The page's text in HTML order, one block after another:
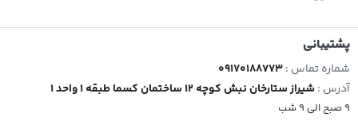
پشتیبانی
شماره تماس :09170188773
آدرس :شیراز ستارخان نبش کوچه 12 ساختمان کسما طبقه 1 واحد 1
9 صبح الی 9 شب